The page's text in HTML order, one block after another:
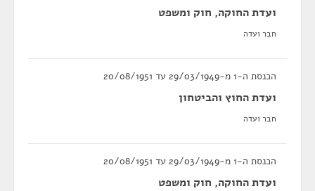
ועדת החוקה, חוק ומשפט
חבר ועדה
הכנסת ה-1 מ-29/03/1949 עד 20/08/1951
ועדת החוץ והביטחון
חבר ועדה
הכנסת ה-1 מ-29/03/1949 עד 20/08/1951
ועדת החוקה, חוק ומשפט